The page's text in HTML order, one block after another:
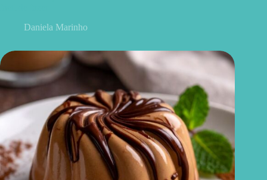
Daniela Marinho